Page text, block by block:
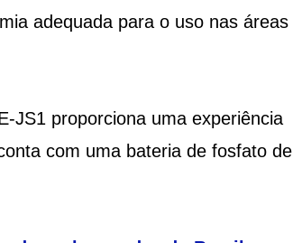
adequada para o uso nas áreas
JS1 proporciona uma experiência
com uma bateria de fosfato de